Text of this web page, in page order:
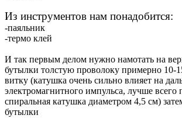
Из инструментов нам понадобится:
-паяльник
-термо клей
И так первым делом нужно намотать на
бутылки толстую проволоку примерно 10-
витку (катушка очень сильно влияет на
электромагнитного импульса, лучше всего
спиральная катушка диаметром 4,5 см)
бутылки